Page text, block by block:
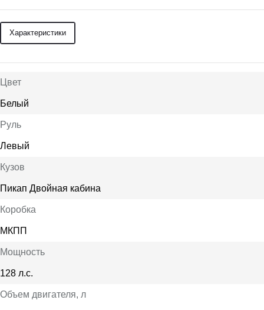
Характеристики
Цвет
Белый
Руль
Левый
Кузов
Пикап Двойная кабина
Коробка
МКПП
Мощность
128 л.с.
Объем двигателя, л